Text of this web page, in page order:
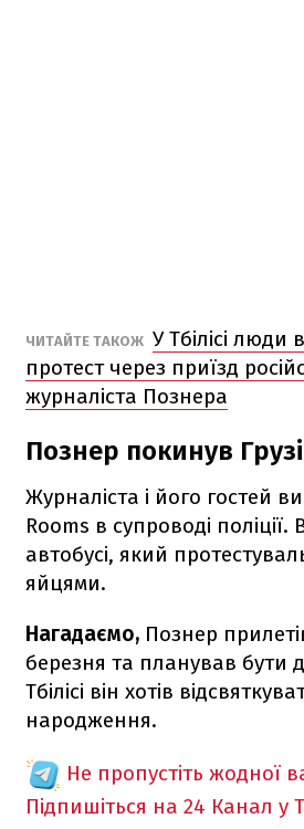
ЧИТАЙТЕ ТАКОЖ У Тбілісі
протест через приїзд
журналіста Познера
Познер покинув
Журналіста і його гостей
Rooms в супроводі
автобусі, який
яйцями.
Нагадаємо, Познер
березня та планував бути
Тбілісі він хотів
народження.
Не пропустіть жодної
Підпишіться на 24 Канал у